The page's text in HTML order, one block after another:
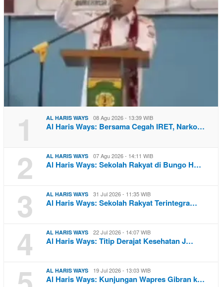
1 AL HARIS WAYS 08 Agu 2026 - 13:39 WIB
Al Haris Ways: Bersama Cegah IRET, Narko…
2 AL HARIS WAYS 07 Agu 2026 - 14:11 WIB
Al Haris Ways: Sekolah Rakyat di Bungo H…
3 AL HARIS WAYS 31 Jul 2026 - 11:35 WIB
Al Haris Ways: Sekolah Rakyat Terintegra…
4 AL HARIS WAYS 22 Jul 2026 - 14:07 WIB
Al Haris Ways: Titip Derajat Kesehatan J…
AL HARIS WAYS 19 Jul 2026 - 13:03 WIB
Al Haris Ways: Kunjungan Wapres Gibran k…